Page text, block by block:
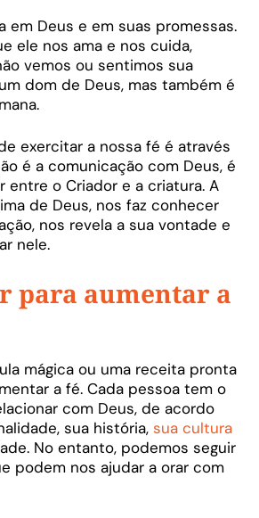
em Deus e em suas promessas.
ele nos ama e nos cuida,
vemos ou sentimos sua
dom de Deus, mas também é
exercitar a nossa fé é através
é a comunicação com Deus, é
entre o Criador e a criatura. A
de Deus, nos faz conhecer
nos revela a sua vontade e
nele.
para aumentar a
mágica ou uma receita pronta
a fé. Cada pessoa tem o
com Deus, de acordo
sua história, sua cultura
No entanto, podemos seguir
podem nos ajudar a orar com